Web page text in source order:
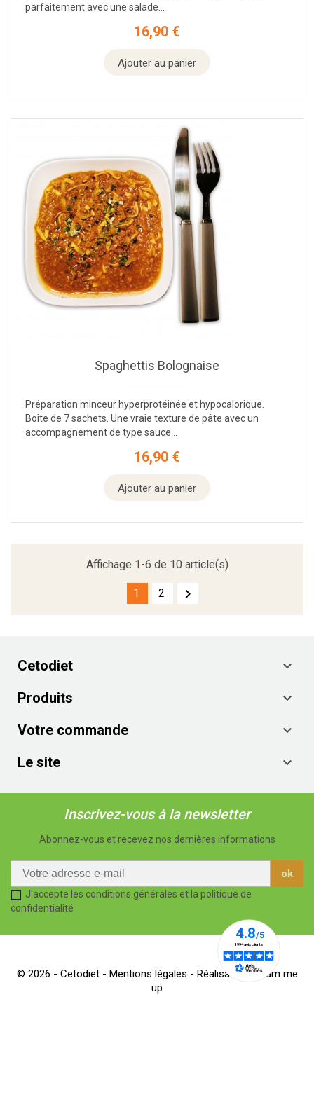
parfaitement avec une salade...
Prix
16,90 €
Ajouter au panier
Spaghettis Bolognaise
Préparation minceur hyperprotéinée et hypocalorique.
Boîte de 7 sachets. Une vraie texture de pâte avec un
accompagnement de type sauce...
Prix
16,90 €
Ajouter au panier
Affichage 1-6 de 10 article(s)
1 2 
Cetodiet

Produits

Votre commande

Le site

Inscrivez-vous à la newsletter
Abonnez-vous et recevez nos dernières informations
J'accepte les conditions générales et la politique de
confidentialité
© 2026 - Cetodiet - Mentions légales - Réalisation Dream me
up